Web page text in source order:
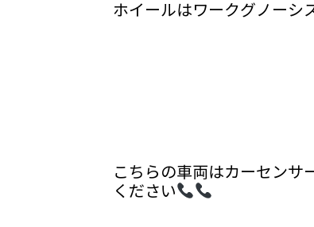
ホイールはワークグノーシ
こちらの車両はカーセンサ
ください